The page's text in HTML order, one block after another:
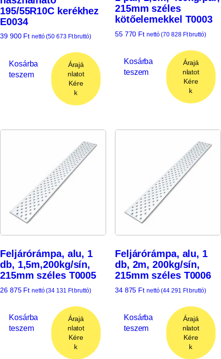
195/55R10C kerékhez
E0034
39 900 Ft nettó (50 673 Ftbruttó)
Kosárba
teszem
Árajá
nlatot
Kére
k
215mm széles
kötőelemekkel T0003
55 770 Ft nettó (70 828 Ftbruttó)
Kosárba
teszem
Árajá
nlatot
Kére
k
Feljárórámpa, alu, 1
db, 1,5m,200kg/sín,
215mm széles T0005
26 875 Ft nettó (34 131 Ftbruttó)
Kosárba
teszem
Árajá
nlatot
Kére
k
Feljárórámpa, alu, 1
db, 2m, 200kg/sín,
215mm széles T0006
34 875 Ft nettó (44 291 Ftbruttó)
Kosárba
teszem
Árajá
nlatot
Kére
k